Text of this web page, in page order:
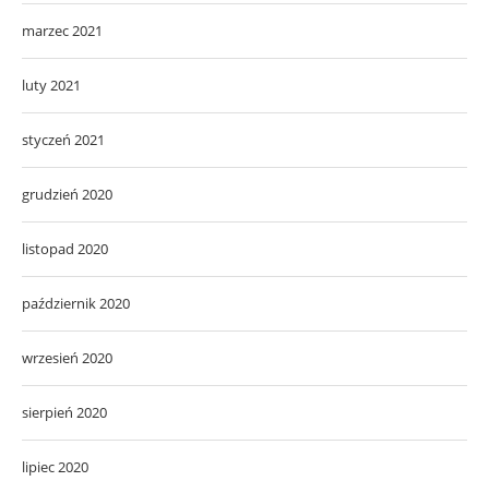
marzec 2021
luty 2021
styczeń 2021
grudzień 2020
listopad 2020
październik 2020
wrzesień 2020
sierpień 2020
lipiec 2020